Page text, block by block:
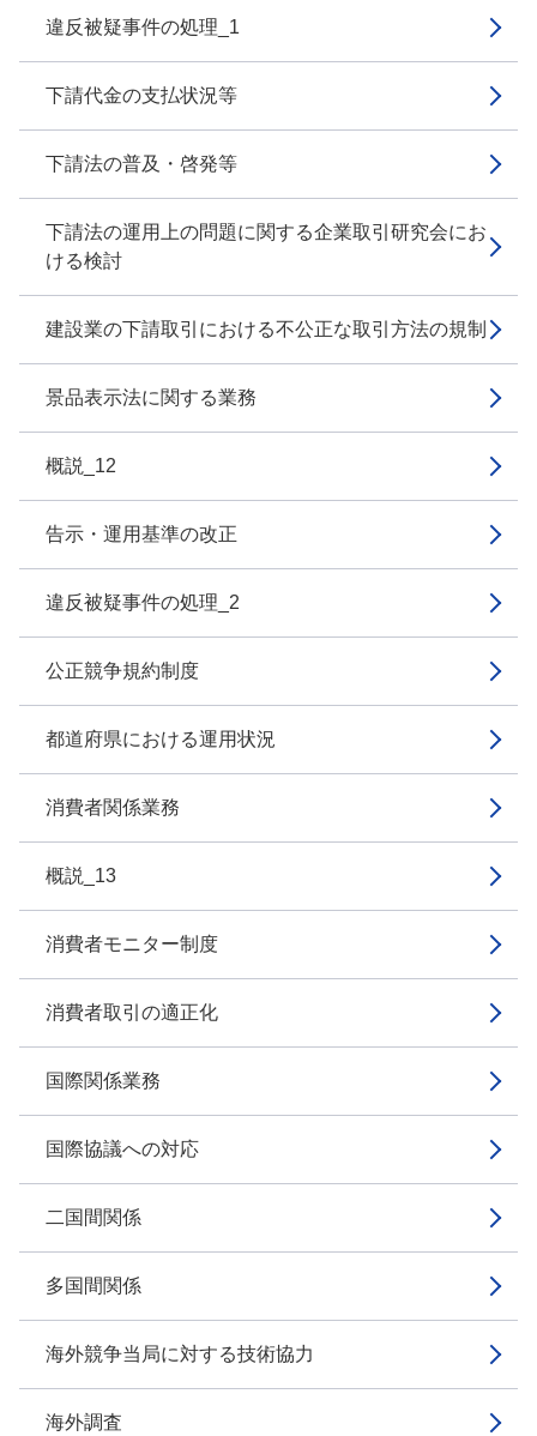
違反被疑事件の処理_1
下請代金の支払状況等
下請法の普及・啓発等
下請法の運用上の問題に関する企業取引研究会にお
ける検討
建設業の下請取引における不公正な取引方法の規制
景品表示法に関する業務
概説_12
告示・運用基準の改正
違反被疑事件の処理_2
公正競争規約制度
都道府県における運用状況
消費者関係業務
概説_13
消費者モニター制度
消費者取引の適正化
国際関係業務
国際協議への対応
二国間関係
多国間関係
海外競争当局に対する技術協力
海外調査